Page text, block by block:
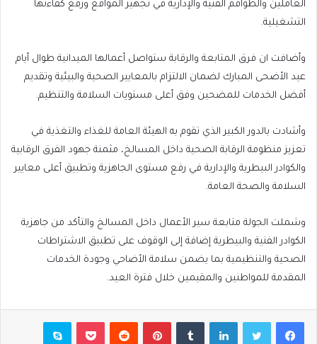
العاملين والطواقم الفنية والإدارية في تجهيز المواقع ورفع كفاءتها
التشغيلية.
وأضافت ان فرق المتابعة والرقابة ستواصل أعمالها الميدانية طوال أيام
عيد الأضحى المبارك لضمان الالتزام بالمعايير الصحية والبيئية وتقديم
أفضل الخدمات للمضحين وفق أعلى مستويات السلامة والتنظيم.
وأشادت بالدور الكبير الذي تقوم به الهيئة العامة للغذاء والتغذية في
تعزيز منظومة الرقابة الصحية داخل المسالخ، مثمنة جهود الفرق الرقابية
والكوادر البيطرية والإدارية في رفع مستوى الجاهزية وتطبيق أعلى معايير
السلامة والصحة العامة.
وشملت الجولة متابعة سير الأعمال داخل المسالخ والتأكد من جاهزية
الكوادر الفنية والبيطرية إضافة إلى الوقوف على تطبيق الاشتراطات
الصحية والتنظيمية بما يضمن سلامة الأضاحي وجودة الخدمات
المقدمة للمواطنين والمقيمين خلال فترة العيد.
فيسبوكتويتر لينكدإن بينتيريست بوكيت سكايب